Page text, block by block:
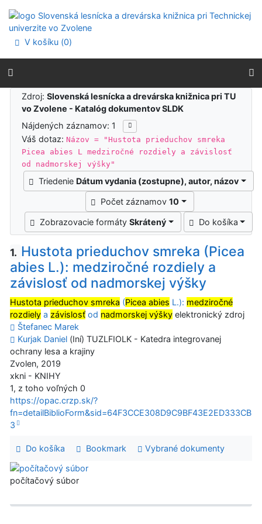
Prejsť na menu
Prehlásenie o webovej prístupnosti
V košíku (0)
Výsledky vyhľadávania
Zdroj:Slovenská lesnícka a drevárska knižnica pri TU
vo Zvolene - Katalóg dokumentov SLDK
Nájdených záznamov: 1
Váš dotaz:Názov = "Hustota prieduchov smreka
Picea abies L medziročné rozdiely a závislosť
od nadmorskej výšky"
Triedenie Dátum vydania (zostupne), autor, názov
Počet záznamov10
Zobrazovacie formátySkrátený Do košíka
1. Hustota prieduchov smreka (Picea
abies L.): medziročné rozdiely a
závislosť od nadmorskej výšky
Hustota prieduchov smreka (Picea abies L.): medziročné
rozdiely a závislosť od nadmorskej výšky elektronický zdroj
Štefanec Marek
Kurjak Daniel (Iní) TUZLFIOLK - Katedra integrovanej
ochrany lesa a krajiny
Zvolen, 2019
xkni - KNIHY
1, z toho voľných 0
https://opac.crzp.sk/?
fn=detailBiblioForm&sid=64F3CCE308D9C9BF43E2ED333CB
3
Do košíka Bookmark Vybrané dokumenty
počítačový súbor